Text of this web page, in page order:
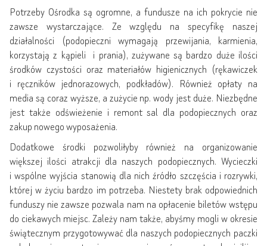
Potrzeby Ośrodka są ogromne, a fundusze na ich pokrycie nie
zawsze wystarczające. Ze względu na specyfikę naszej
działalności (podopieczni wymagają przewijania, karmienia,
korzystają z kąpieli i prania), zużywane są bardzo duże ilości
środków czystości oraz materiałów higienicznych (rękawiczek
i ręczników jednorazowych, podkładów). Również opłaty na
media są coraz wyższe, a zużycie np. wody jest duże. Niezbędne
jest także odświeżenie i remont sal dla podopiecznych oraz
zakup nowego wyposażenia.
Dodatkowe środki pozwoliłyby również na organizowanie
większej ilości atrakcji dla naszych podopiecznych. Wycieczki
i wspólne wyjścia stanowią dla nich źródło szczęścia i rozrywki,
której w życiu bardzo im potrzeba. Niestety brak odpowiednich
funduszy nie zawsze pozwala nam na opłacenie biletów wstępu
do ciekawych miejsc. Zależy nam także, abyśmy mogli w okresie
świątecznym przygotowywać dla naszych podopiecznych paczki